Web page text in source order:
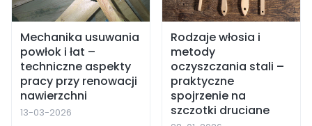
Mechanika usuwania
powłok i łat –
techniczne aspekty
pracy przy renowacji
nawierzchni
13-03-2026
Rodzaje włosia i
metody
oczyszczania stali –
praktyczne
spojrzenie na
szczotki druciane